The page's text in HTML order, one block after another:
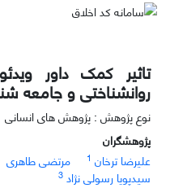
تاثیر کمک داور
روانشناختی و جامعه
نوع پژوهش : پژوهش های انسانی
پژوهشگران
علیرضا ترخان 1 مرتضی طاهری
سیدپویا رسولی نژاد 3